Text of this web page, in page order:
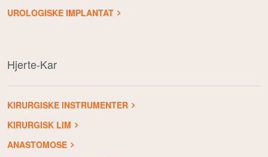
UROLOGISKE IMPLANTAT
Hjerte-Kar
KIRURGISKE INSTRUMENTER
KIRURGISK LIM
ANASTOMOSE